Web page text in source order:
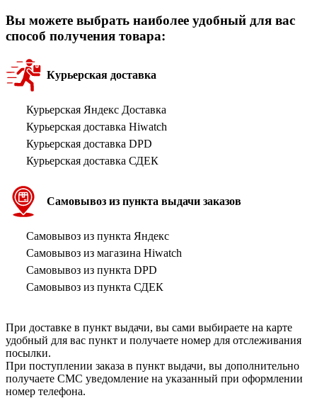
Вы можете выбрать наиболее удобный для вас
способ получения товара:
Курьерская доставка
Курьерская Яндекс Доставка
Курьерская доставка Hiwatch
Курьерская доставка DPD
Курьерская доставка СДЕК
Самовывоз из пункта выдачи заказов
Самовывоз из пункта Яндекс
Самовывоз из магазина Hiwatch
Самовывоз из пункта DPD
Самовывоз из пункта СДЕК
При доставке в пункт выдачи, вы сами выбираете на карте
удобный для вас пункт и получаете номер для отслеживания
посылки.
При поступлении заказа в пункт выдачи, вы дополнительно
получаете СМС уведомление на указанный при оформлении
номер телефона.